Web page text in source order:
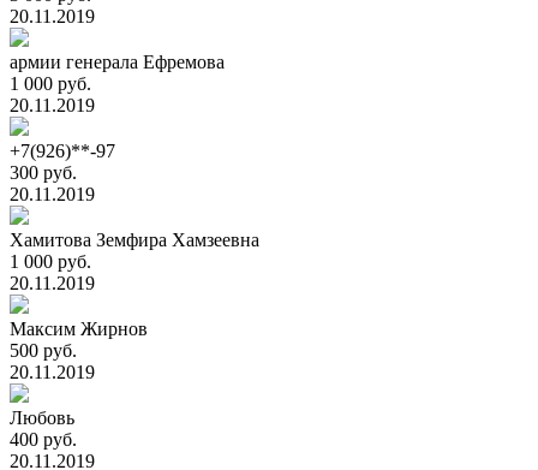
20.11.2019
армии генерала Ефремова
1 000 руб.
20.11.2019
+7(926)**-97
300 руб.
20.11.2019
Хамитова Земфира Хамзеевна
1 000 руб.
20.11.2019
Максим Жирнов
500 руб.
20.11.2019
Любовь
400 руб.
20.11.2019